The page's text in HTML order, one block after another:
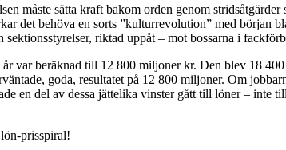
måste sätta kraft bakom orden genom stridsåtgärder
det behöva en sorts ”kulturrevolution” med början
riktad uppåt – mot bossarna i
var beräknad till 12 800 miljoner kr. Den blev 18
goda, resultatet på 12 800 miljoner. Om
en del av dessa jättelika vinster gått till löner – inte
prisspiral!